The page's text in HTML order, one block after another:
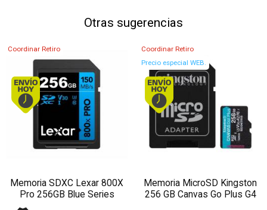
Otras sugerencias
Coordinar Retiro
Envío hoy. Comprando antes de 13Hs.
Memoria SDXC Lexar 800X
Pro 256GB Blue Series
Coordinar Retiro
Precio especial WEB.
Envío hoy.
Memoria MicroSD Kingston
256 GB Canvas Go Plus G4